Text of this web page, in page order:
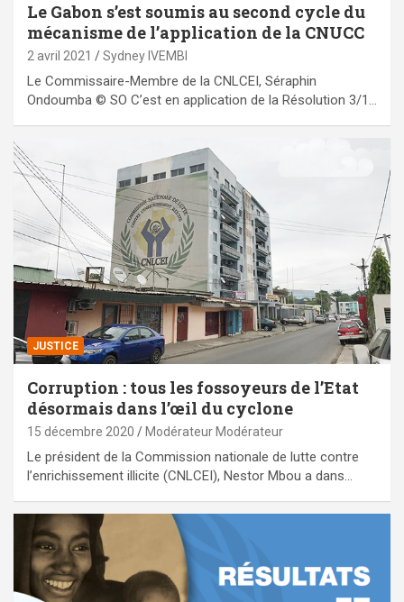
Le Gabon s’est soumis au second cycle du
mécanisme de l’application de la CNUCC
2 avril 2021 Sydney IVEMBI
Le Commissaire-Membre de la CNLCEI, Séraphin
Ondoumba © SO C’est en application de la Résolution 3/1…
JUSTICE
Corruption : tous les fossoyeurs de l’Etat
désormais dans l’œil du cyclone
15 décembre 2020 Modérateur Modérateur
Le président de la Commission nationale de lutte contre
l’enrichissement illicite (CNLCEI), Nestor Mbou a dans…